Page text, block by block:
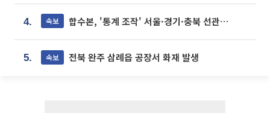
4. 속보 합수본, '통계 조작' 서울·경기·충북 선관위 등 추가 압수수색
5. 속보 전북 완주 삼례읍 공장서 화재 발생